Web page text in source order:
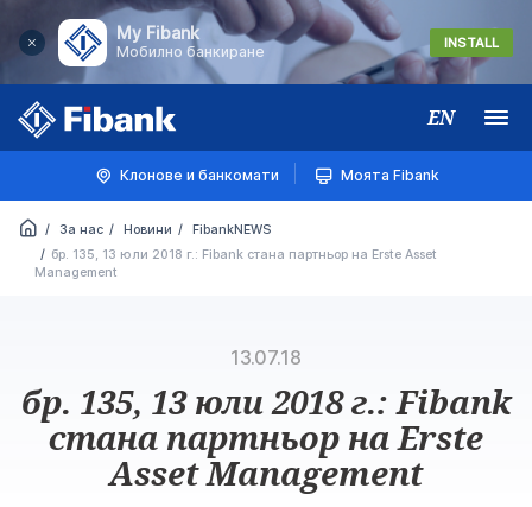
My Fibank
Мобилно банкиране
INSTALL
EN Меню
Клонове и банкомати Моята Fibank
За нас Новини
FibankNEWS
бр. 135, 13 юли 2018 г.: Fibank стана партньор на Erste Asset
Management
13.07.18
бр. 135, 13 юли 2018 г.: Fibank
стана партньор на Erste
Asset Management